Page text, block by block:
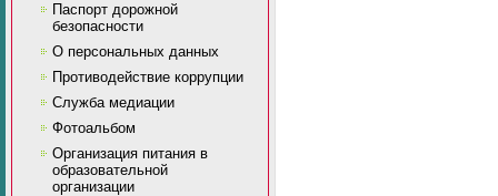
Паспорт дорожной
безопасности
О персональных данных
Противодействие коррупции
Служба медиации
Фотоальбом
Организация питания в
образовательной
организации